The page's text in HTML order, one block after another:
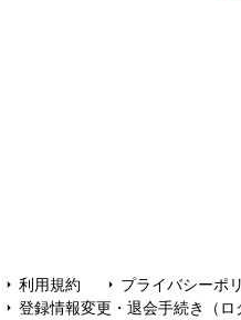
arrow_right 利用規約 arrow_right プライバシーポ
arrow_right 登録情報変更・退会手続き（ロ